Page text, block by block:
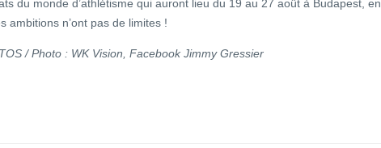
du monde d’athlétisme qui auront lieu du 19 au 27 août à Budapest, en
ambitions n’ont pas de limites !
/ Photo : WK Vision, Facebook Jimmy Gressier